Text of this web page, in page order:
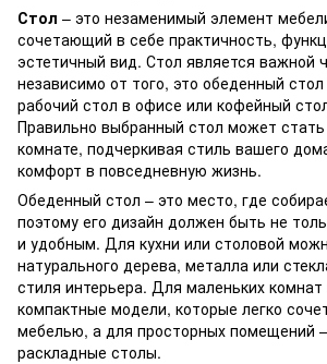
Стол – это незаменимый элемент
сочетающий в себе практичность,
эстетичный вид. Стол является важной
независимо от того, это обеденный
рабочий стол в офисе или кофейный
Правильно выбранный стол может
комнате, подчеркивая стиль вашего
комфорт в повседневную жизнь.
Обеденный стол – это место, где
поэтому его дизайн должен быть не
и удобным. Для кухни или столовой
натурального дерева, металла или
стиля интерьера. Для маленьких комнат
компактные модели, которые легко
мебелью, а для просторных помещений
раскладные столы.